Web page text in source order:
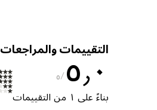
التقييمات والمراجعات
٥٫٠ ٥
بناءً على ١ من التقييمات